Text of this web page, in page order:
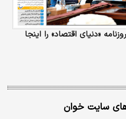
«دنیای‌ اقتصاد» را اینجا
سایت خوان